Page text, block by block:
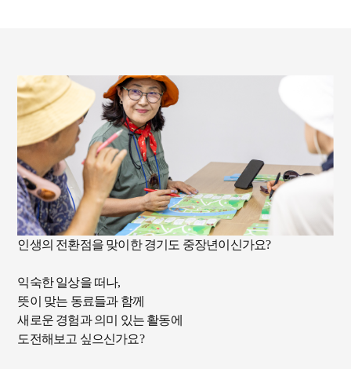
인생의 전환점을 맞이한 경기도 중장년이신가요?
익숙한 일상을 떠나,
뜻이 맞는 동료들과 함께
새로운 경험과 의미 있는 활동에
도전해보고 싶으신가요?